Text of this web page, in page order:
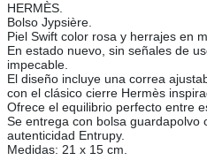
HERMÈS.
Bolso Jypsière.
Piel Swift color rosa y herrajes en
En estado nuevo, sin señales de
impecable.
El diseño incluye una correa
con el clásico cierre Hermès
Ofrece el equilibrio perfecto entre
Se entrega con bolsa guardapolvo
autenticidad Entrupy.
Medidas: 21 x 15 cm.